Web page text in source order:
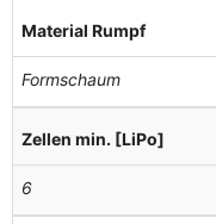
Material Rumpf
Formschaum
Zellen min. [LiPo]
6